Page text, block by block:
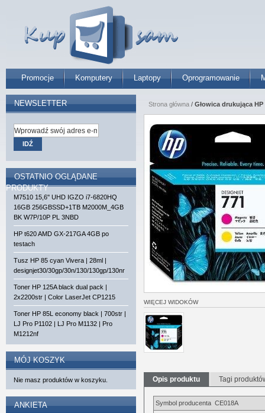
Promocje Komputery Laptopy Oprogramowanie
Strona główna / Głowica drukująca
WIĘCEJ WIDOKÓW
Opis produktu Tagi
Symbol producenta CE018A
NEWSLETTER
IDŹ
OSTATNIO OGLĄDANE
PRODUKTY
M7510 15,6'' UHD IGZO i7-6820HQ
16GB 256GBSSD+1TB M2000M_4GB
BK W7P/10P PL 3NBD
HP t620 AMD GX-217GA 4GB po
testach
Tusz HP 85 cyan Vivera | 28ml |
designjet30/30gp/30n/130/130gp/130nr
Toner HP 125A black dual pack |
2x2200str | Color LaserJet CP1215
Toner HP 85L economy black | 700str |
LJ Pro P1102 | LJ Pro M1132 | Pro
M1212nf
MÓJ KOSZYK
Nie masz produktów w koszyku.
ANKIETA